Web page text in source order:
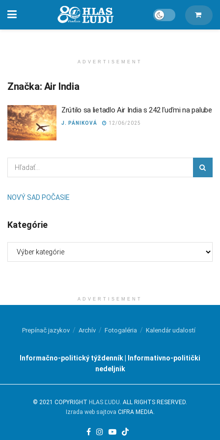
ADVERTISEMENT
Značka: Air India
Zrútilo sa lietadlo Air India s 242 ľuďmi na palube
J. PÁNIKOVÁ 12/06/2025
NOVÝ SAD POČASIE
Kategórie
ADVERTISEMENT
Prepínač jazykov Archív Fotogaléria Kalendár udalostí
Informačno-politický týždenník | Informativno-politički
nedeljnik
© 2021 COPYRIGHT HLAS ĽUDU . ALL RIGHTS RESERVED.
Izrada web sajtova CIFRA MEDIA.